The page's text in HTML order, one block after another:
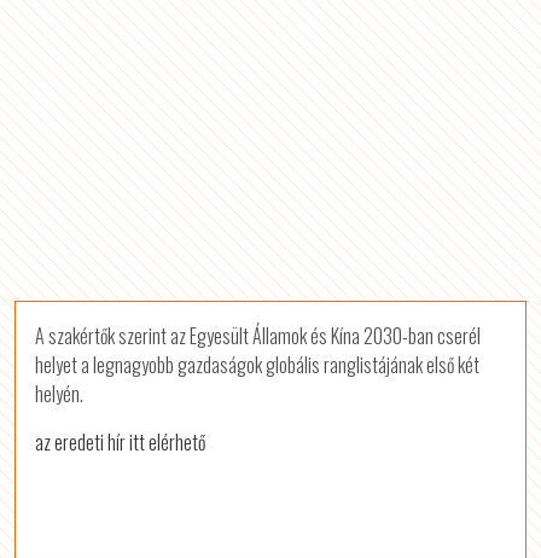
A szakértők szerint az Egyesült Államok és Kína 2030-ban cserél
helyet a legnagyobb gazdaságok globális ranglistájának első két
helyén.
az eredeti hír itt elérhető